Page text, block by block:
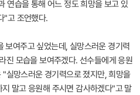
연습을 통해 어느 정도 희망을 보고 있
"고 조언했다.
보여주고 싶었는데, 실망스러운 경기력
진 모습을 보여주겠다. 선수들에게 응원
실망스러운 경기력으로 졌지만, 희망을
말고 응원해 주시면 감사하겠다"고 말